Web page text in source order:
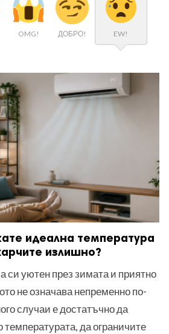
OMG! ДОБРО! EW!
идеална температура
излишно?
си уютен през зимата и приятно
не означава непременно по-
случаи е достатъчно да
температурата, да ограничите